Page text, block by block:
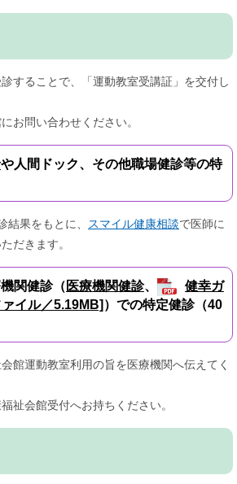
することで、「運動教室受講証」を交付し
お問い合わせください。
や人間ドック、その他職場健診等の特
結果をもとに、 スマイル健康相談で医師に
だきます。
関健診（ 医療機関健診、
健幸ガ
イル／5.19MB] ）での特定健診（40
館運動教室利用の旨を医療機関へ伝えてく
祉会館受付へお持ちください。